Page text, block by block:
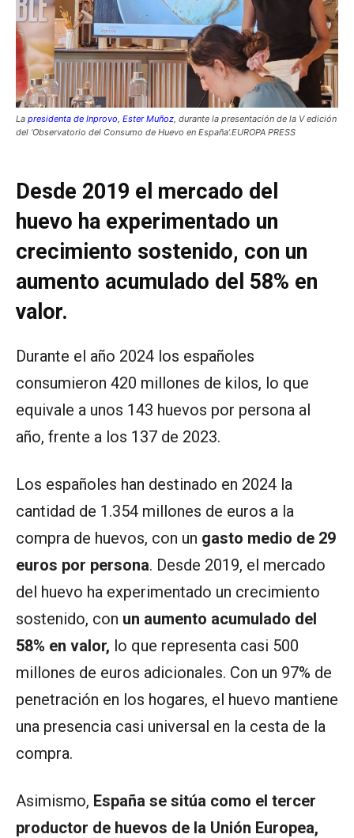
La presidenta de Inprovo, Ester Muñoz , durante la presentación de la V edición
del ‘Observatorio del Consumo de Huevo en España’.EUROPA PRESS
Desde 2019 el mercado del
huevo ha experimentado un
crecimiento sostenido, con un
aumento acumulado del 58% en
valor.
Durante el año 2024 los españoles
consumieron 420 millones de kilos, lo que
equivale a unos 143 huevos por persona al
año, frente a los 137 de 2023.
Los españoles han destinado en 2024 la
cantidad de 1.354 millones de euros a la
compra de huevos, con un gasto medio de 29
euros por persona. Desde 2019, el mercado
del huevo ha experimentado un crecimiento
sostenido, con un aumento acumulado del
58% en valor, lo que representa casi 500
millones de euros adicionales. Con un 97% de
penetración en los hogares, el huevo mantiene
una presencia casi universal en la cesta de la
compra.
Asimismo, España se sitúa como el tercer
productor de huevos de la Unión Europea,